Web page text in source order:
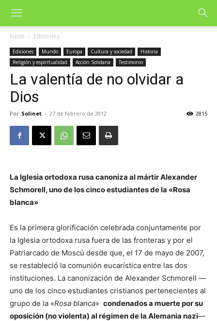
Inicio Ediciones
Ediciones Mundo Europa Cultura y sociedad
Historia
Religión y espiritualidad
Acción Solidaria Testimonio
La valentía de no olvidar a
Dios
Por Solinet - 27 de febrero de 2012 2815
La Iglesia ortodoxa rusa canoniza al mártir Alexander
Schmorell, uno de los cinco estudiantes de la «Rosa
blanca»
Es la primera glorificación celebrada conjuntamente por
la Iglesia ortodoxa rusa fuera de las fronteras y por el
Patriarcado de Moscú desde que, el 17 de mayo de 2007,
se restableció la comunión eucarística entre las dos
instituciones. La canonización de Alexander Schmorell —
uno de los cinco estudiantes cristianos pertenecientes al
grupo de la «Rosa blanca» condenados a muerte por su
oposición (no violenta) al régimen de la Alemania nazi—